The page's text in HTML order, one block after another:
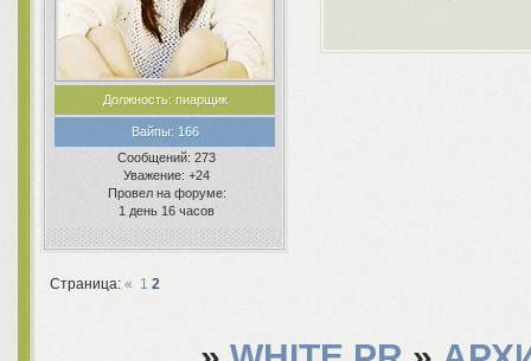
Должность:пиарщик
Вайпы:166
Сообщений: 273
Уважение: +24
Провел на форуме:
1 день 16 часов
Страница:« 1 2